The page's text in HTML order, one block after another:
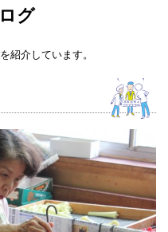
グ
紹介しています。